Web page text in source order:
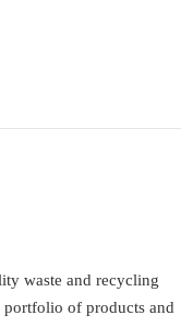
waste and recycling
portfolio of products and